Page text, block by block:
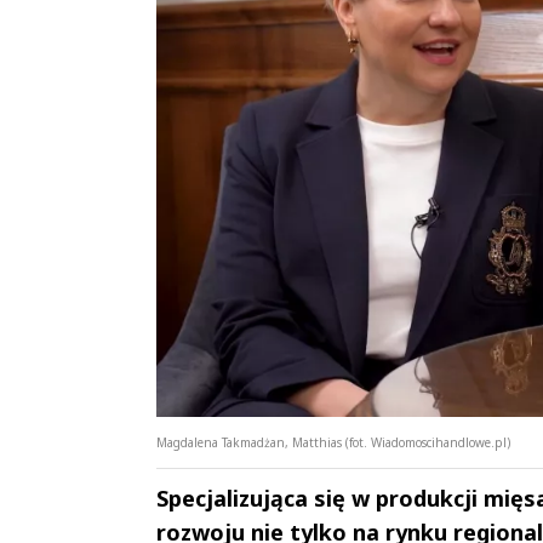
Magdalena Takmadżan, Matthias (fot. Wiadomoscihandlowe.pl)
Specjalizująca się w produkcji
rozwoju nie tylko na rynku
Andrzej i Marta
Marta i